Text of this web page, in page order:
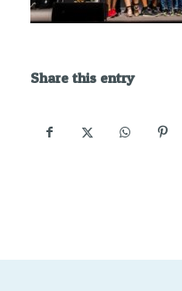
Share this entry